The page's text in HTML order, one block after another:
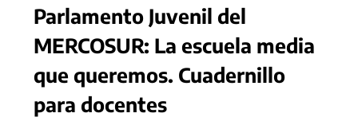
Parlamento Juvenil del
MERCOSUR: La escuela media
que queremos. Cuadernillo
para docentes